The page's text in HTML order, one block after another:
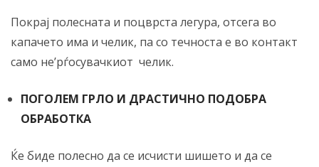
Покрај полесната и поцврста легура, отсега во
капачето има и челик, па со течноста е во контакт
само не’рѓосувачкиот челик.
ПОГОЛЕМ ГРЛО И ДРАСТИЧНО ПОДОБРА
ОБРАБОТКА
Ќе биде полесно да се исчисти шишето и да се